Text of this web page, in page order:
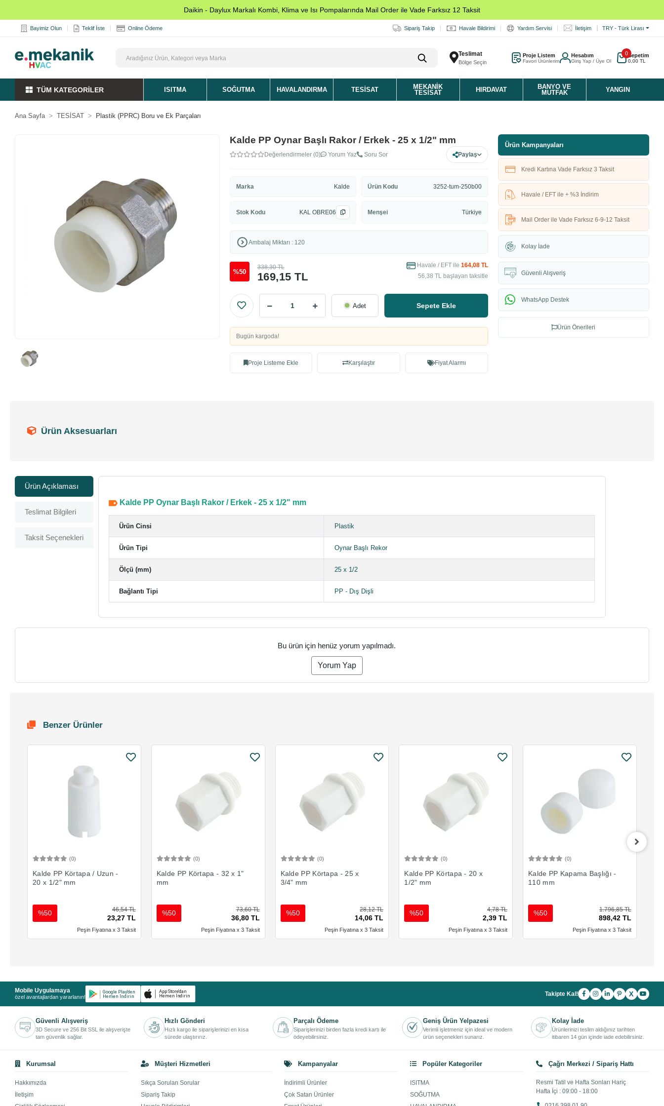
Daikin - Daylux Markalı Kombi, Klima ve Isı Pompalarında Mail Order ile Vade Farksız 12 Taksit
Bayimiz Olun Teklif İste Online Ödeme Sipariş Takip Havale Bildirimi Yardım Servisi İletişim TRY - Türk Lirası
Teslimat
Bölge Seçin
Proje Listem
Favori Ürünlerim
Hesabım
Giriş Yap / Üye Ol
0Sepetim
0,00 TL
TÜM KATEGORİLER ISITMA SOĞUTMA HAVALANDIRMA TESISAT
MEKANIK
TESISAT
HIRDAVAT
BANYO VE
MUTFAK
YANGIN
Ana Sayfa TESİSAT Plastik (PPRC) Boru ve Ek Parçaları
Kalde PP Oynar Başlı Rakor / Erkek - 25 x 1/2" mm
Değerlendirmeler (0) Yorum Yaz Soru Sor Paylaş
Marka Kalde Ürün Kodu 3252-tum-250b00
Stok Kodu KAL OBRE06 Menşei Türkiye
Ambalaj Miktarı : 120
%50 169,15 TL
338,30 TL Havale / EFT ile 164,08 TL
56,38 TL başlayan taksitle
Adet Sepete Ekle
Bugün kargoda!
Proje Listeme Ekle Karşılaştır Fiyat Alarmı
Ürün Kampanyaları
Kredi Kartına Vade Farksız 3 Taksit
Havale / EFT ile + %3 İndirim
Mail Order ile Vade Farksız 6-9-12 Taksit
Kolay İade
Güvenli Alışveriş
WhatsApp Destek
Ürün Önerileri
Ürün Aksesuarları
Ürün Açıklaması
Teslimat Bilgileri
Taksit Seçenekleri
Kalde PP Oynar Başlı Rakor / Erkek - 25 x 1/2" mm
Ürün Cinsi Plastik
Ürün Tipi Oynar Başlı Rekor
Ölçü (mm) 25 x 1/2
Bağlantı Tipi PP - Dış Dişli
Bu ürün için henüz yorum yapılmadı.
Yorum Yap
Benzer Ürünler
(0)
Kalde PP Körtapa / Uzun -
20 x 1/2" mm
46,54 TL
23,27 TL
%50
Peşin Fiyatına x 3 Taksit
(0)
Kalde PP Körtapa - 32 x 1"
mm
73,60 TL
36,80 TL
%50
Peşin Fiyatına x 3 Taksit
(0)
Kalde PP Körtapa - 25 x
3/4" mm
28,12 TL
14,06 TL
%50
Peşin Fiyatına x 3 Taksit
(0)
Kalde PP Körtapa - 20 x
1/2" mm
4,78 TL
2,39 TL
%50
Peşin Fiyatına x 3 Taksit
(0)
Kalde PP Kapama Başlığı -
110 mm
1.796,85 TL
898,42 TL
%50
Peşin Fiyatına x 3 Taksit
Mobile Uygulamaya
özel avantajlardan yararlanın! Takipte Kal! X
Güvenli Alışveriş
3D Secure ve 256 Bit SSL ile alışverişte
tam güvenlik sağlar.
Hızlı Gönderi
Hızlı kargo ile siparişlerinizi en kısa
sürede ulaştırırız.
Parçalı Ödeme
Siparişlerinizi birden fazla kredi kartı ile
ödeyebilirsiniz.
Geniş Ürün Yelpazesi
Verimli işletmeniz için ideal ve modern
ürün seçenekleri sunarız.
Kolay İade
Ürünlerinizi teslim aldığınız tarihten
itibaren 14 gün içinde iade edebilirsiniz.
Kurumsal
Hakkımızda
İletişim
Müşteri Hizmetleri
Sıkça Sorulan Sorular
Sipariş Takip
Kampanyalar
İndirimli Ürünler
Çok Satan Ürünler
Popüler Kategoriler
ISITMA
SOĞUTMA
Çağrı Merkezi / Sipariş Hattı
Resmi Tatil ve Hafta Sonları Hariç
Hafta İçi : 09:00 - 18:00